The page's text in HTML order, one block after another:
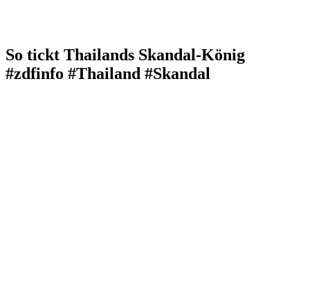
So tickt Thailands Skandal-König
#zdfinfo #Thailand #Skandal